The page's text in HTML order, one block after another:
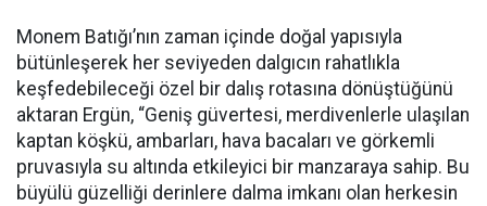
Monem Batığı’nın zaman içinde doğal yapısıyla
bütünleşerek her seviyeden dalgıcın rahatlıkla
keşfedebileceği özel bir dalış rotasına dönüştüğünü
aktaran Ergün, “Geniş güvertesi, merdivenlerle ulaşılan
kaptan köşkü, ambarları, hava bacaları ve görkemli
pruvasıyla su altında etkileyici bir manzaraya sahip. Bu
büyülü güzelliği derinlere dalma imkanı olan herkesin